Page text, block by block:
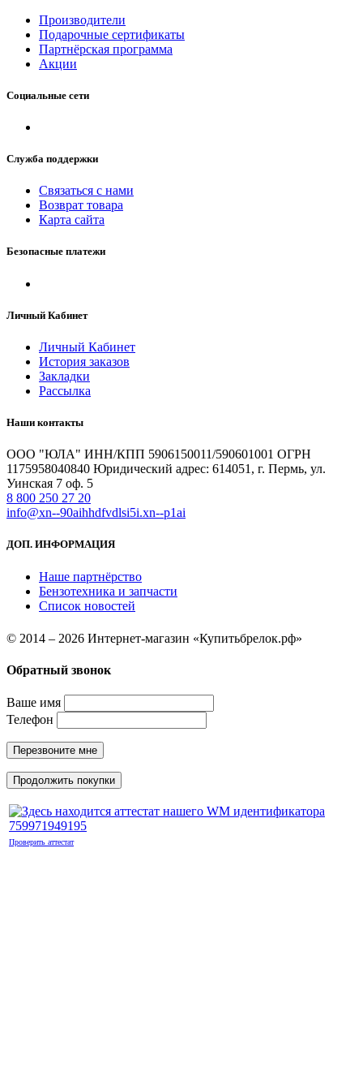
Производители
Подарочные сертификаты
Партнёрская программа
Акции
Социальные сети
Служба поддержки
Связаться с нами
Возврат товара
Карта сайта
Безопасные платежи
Личный Кабинет
Личный Кабинет
История заказов
Закладки
Рассылка
Наши контакты
ООО "ЮЛА" ИНН/КПП 5906150011/590601001 ОГРН
1175958040840 Юридический адрес: 614051, г. Пермь, ул.
Уинская 7 оф. 5
8 800 250 27 20
info@xn--90aihhdfvdlsi5i.xn--p1ai
ДОП. ИНФОРМАЦИЯ
Наше партнёрство
Бензотехника и запчасти
Список новостей
© 2014 – 2026 Интернет-магазин «Купитьбрелок.рф»
Обратный звонок
Ваше имя
Телефон
Перезвоните мне
Продолжить покупки
Проверить аттестат